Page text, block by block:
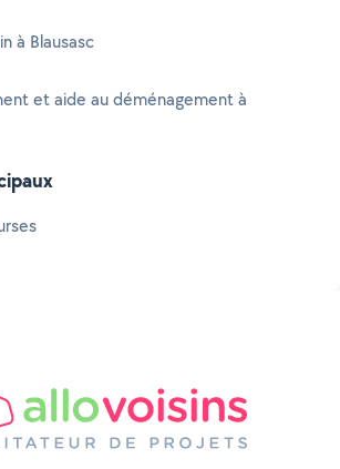
à Blausasc
et aide au déménagement à